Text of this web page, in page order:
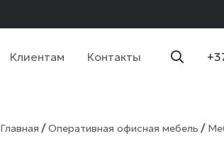
Клиентам Контакты
Главная /Оперативная офисная мебель /